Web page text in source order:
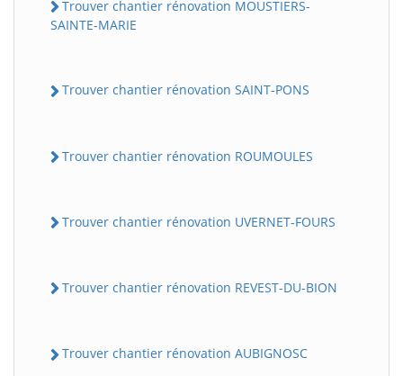
Trouver chantier rénovation MOUSTIERS-
SAINTE-MARIE
Trouver chantier rénovation SAINT-PONS
Trouver chantier rénovation ROUMOULES
Trouver chantier rénovation UVERNET-FOURS
Trouver chantier rénovation REVEST-DU-BION
Trouver chantier rénovation AUBIGNOSC